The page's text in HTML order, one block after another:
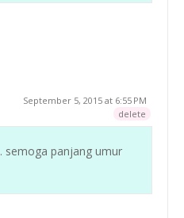
September 5, 2015 at 6:55 PM
delete
semoga panjang umur